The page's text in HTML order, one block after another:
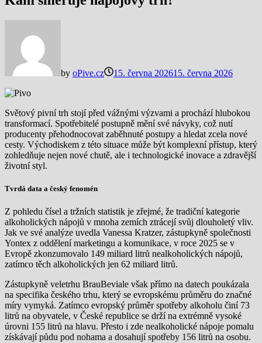
by oPive.cz 15. června 202615. června 2026
Světový pivní trh stojí před vážnými výzvami a prochází hlubokou
transformací. Spotřebitelé postupně mění své návyky, což nutí
producenty přehodnocovat zaběhnuté postupy a hledat zcela nové
cesty. Východiskem z této situace může být komplexní přístup, který
zohledňuje nejen nové chutě, ale i technologické inovace a zdravější
životní styl.
Tvrdá data a český fenomén
Z pohledu čísel a tržních statistik je zřejmé, že tradiční kategorie
alkoholických nápojů v mnoha zemích ztrácejí svůj dlouholetý vliv.
Jak ve své analýze uvedla Vanessa Kratzer, zástupkyně společnosti
Yontex z oddělení marketingu a komunikace, v roce 2025 se v
Evropě zkonzumovalo 149 miliard litrů nealkoholických nápojů,
zatímco těch alkoholických jen 62 miliard litrů.
Zástupkyně veletrhu BrauBeviale však přímo na datech poukázala
na specifika českého trhu, který se evropskému průměru do značné
míry vymyká. Zatímco evropský průměr spotřeby alkoholu činí 73
litrů na obyvatele, v České republice se drží na extrémně vysoké
úrovni 155 litrů na hlavu. Přesto i zde nealkoholické nápoje pomalu
získávají půdu pod nohama a dosahují spotřeby 156 litrů na osobu.